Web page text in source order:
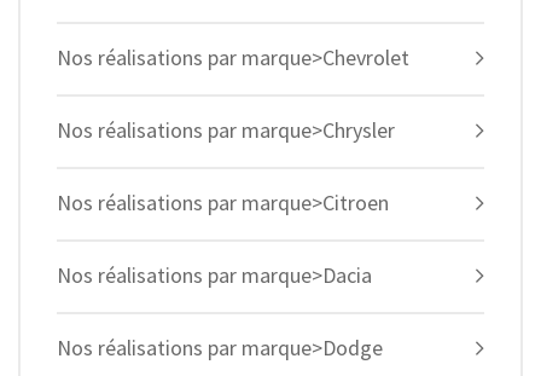
Nos réalisations par marque>Chevrolet
Nos réalisations par marque>Chrysler
Nos réalisations par marque>Citroen
Nos réalisations par marque>Dacia
Nos réalisations par marque>Dodge